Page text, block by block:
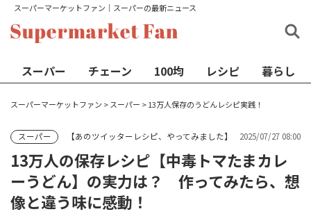
スーパーマーケットファン│スーパーの最新ニュース
スーパー チェーン 100均 レシピ 暮らし
スーパーマーケットファン > スーパー >13万人保存のうどんレシピ実践！
スーパー 【あのツイッターレシピ、やってみました】 2025/07/27 08:00
13万人の保存レシピ【中毒トマたまカレ
ーうどん】の実力は？ 作ってみたら、想
像と違う味に感動！